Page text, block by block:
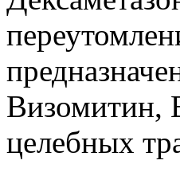
Визомитин,
целебных